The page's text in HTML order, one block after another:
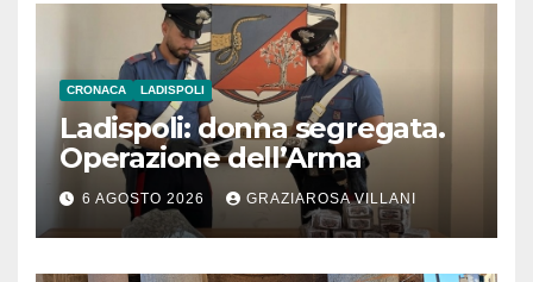
CRONACA LADISPOLI
Ladispoli: donna segregata.
Operazione dell’Arma
6 AGOSTO 2026 GRAZIAROSA VILLANI